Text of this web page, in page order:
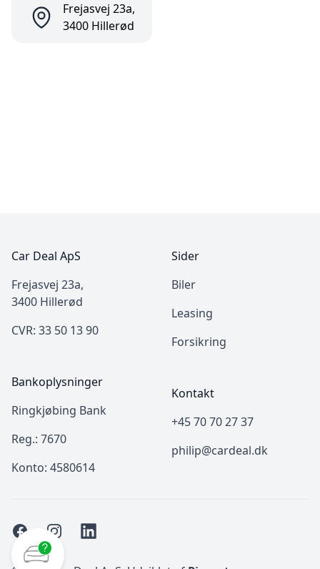
Frejasvej 23a,
3400 Hillerød
Car Deal ApS
Frejasvej 23a,
3400 Hillerød
CVR: 33 50 13 90
Bankoplysninger
Ringkjøbing Bank
Reg.: 7670
Konto: 4580614
Sider
Biler
Leasing
Forsikring
Kontakt
+45 70 70 27 37
philip@cardeal.dk
FacebookInstagramLinkedIn